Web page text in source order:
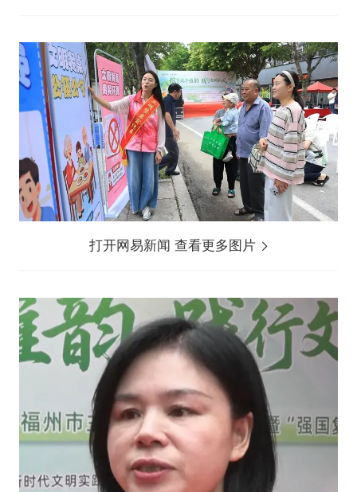
打开网易新闻 查看更多图片